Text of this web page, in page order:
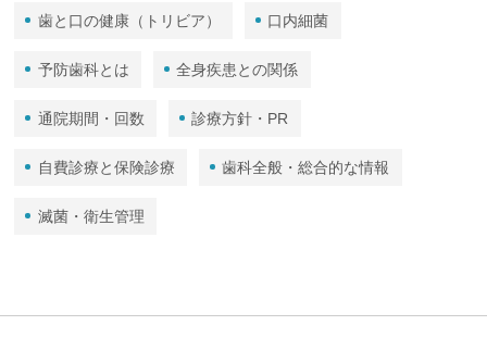
歯と口の健康（トリビア） 口内細菌
予防歯科とは 全身疾患との関係
通院期間・回数 診療方針・PR
自費診療と保険診療 歯科全般・総合的な情報
滅菌・衛生管理